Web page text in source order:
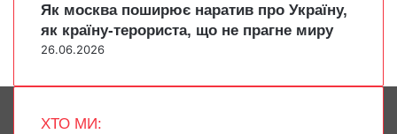
Як москва поширює наратив про Україну,
як країну-терориста, що не прагне миру
26.06.2026
ХТО МИ: